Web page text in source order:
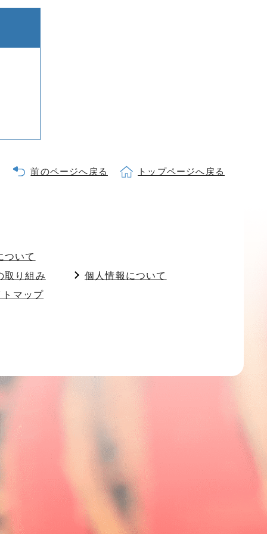
前のページへ戻る トップページへ戻る
ついて
取り組み
個人情報について
トマップ